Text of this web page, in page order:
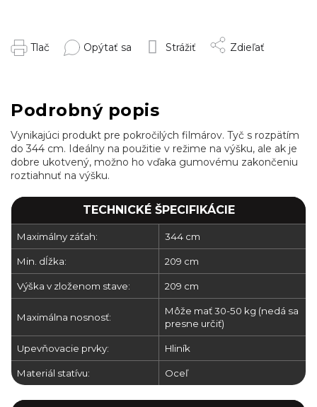
Tlač Opýtať sa Strážiť Zdieľať
Podrobný popis
Vynikajúci produkt pre pokročilých filmárov. Tyč s rozpätím
do 344 cm. Ideálny na použitie v režime na výšku, ale ak je
dobre ukotvený, možno ho vďaka gumovému zakončeniu
roztiahnuť na výšku.
TECHNICKÉ ŠPECIFIKÁCIE
Maximálny záťah: 344 cm
Min. dĺžka: 209 cm
Výška v zloženom stave: 209 cm
Maximálna nosnosť:
Môže mať 30-50 kg (nedá sa
presne určiť)
Upevňovacie prvky: Hliník
Materiál statívu: Oceľ